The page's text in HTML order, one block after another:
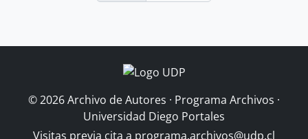
© 2026 Archivo de Autores · Programa Archivos ·
Universidad Diego Portales
Visitas previa cita a programa.archivos@udp.cl